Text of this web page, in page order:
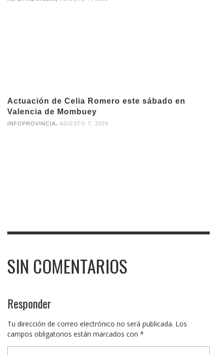
Actuación de Celia Romero este sábado en
Valencia de Mombuey
INFOPROVINCIA AGOSTO 7, 2026
SIN COMENTARIOS
Responder
Tu dirección de correo electrónico no será publicada. Los
campos obligatorios están marcados con *